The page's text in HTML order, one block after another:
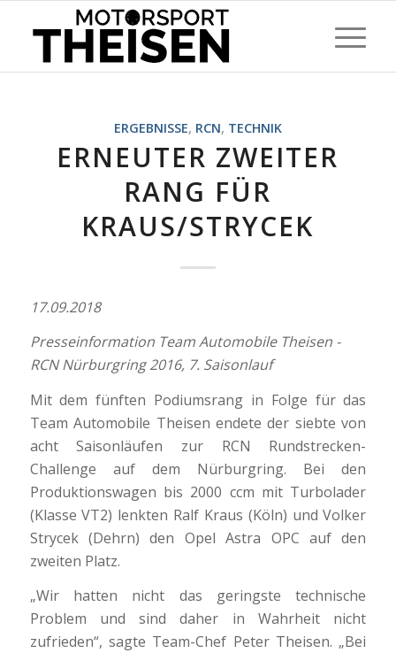
ERGEBNISSE, RCN, TECHNIK
ERNEUTER ZWEITER
RANG FÜR
KRAUS/STRYCEK
17.09.2018
Presseinformation Team Automobile Theisen -
RCN Nürburgring 2016, 7. Saisonlauf
Mit dem fünften Podiumsrang in Folge für das
Team Automobile Theisen endete der siebte von
acht Saisonläufen zur RCN Rundstrecken-
Challenge auf dem Nürburgring. Bei den
Produktionswagen bis 2000 ccm mit Turbolader
(Klasse VT2) lenkten Ralf Kraus (Köln) und Volker
Strycek (Dehrn) den Opel Astra OPC auf den
zweiten Platz.
„Wir hatten nicht das geringste technische
Problem und sind daher in Wahrheit nicht
zufrieden“, sagte Team-Chef Peter Theisen. „Bei